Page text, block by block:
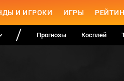
И ИГРОКИ ИГРЫ
Прогнозы Косплей